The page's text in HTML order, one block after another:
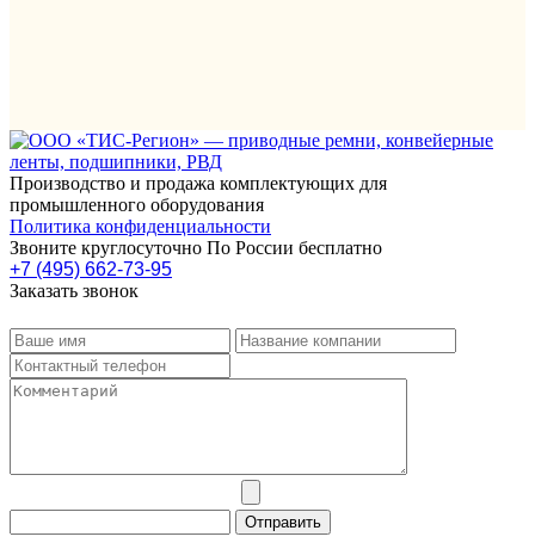
Производство и продажа комплектующих для
промышленного оборудования
Политика конфиденциальности
Звоните круглосуточно По России бесплатно
+7 (495) 662-73-95
Заказать звонок